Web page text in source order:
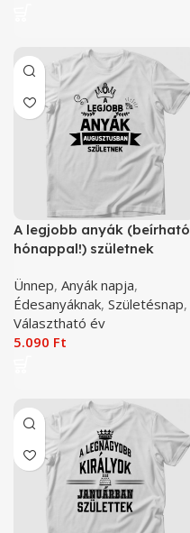
A legjobb anyák (beírható
hónappal!) születnek
Ünnep, Anyák napja,
Édesanyáknak, Születésnap,
Választható év
5.090 Ft